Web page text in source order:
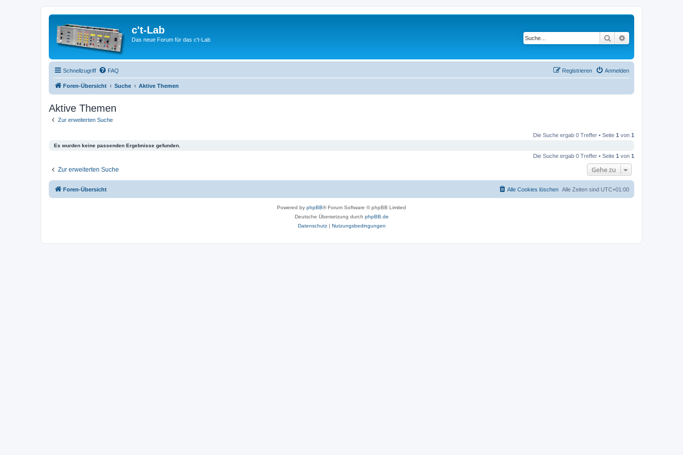
c't-Lab
Das neue Forum für das c't-Lab Suche
Schnellzugriff FAQ Anmelden
Registrieren
Foren-Übersicht Suche Aktive Themen
Aktive Themen
Zur erweiterten Suche
Die Suche ergab 0 Treffer • Seite 1 von 1
Es wurden keine passenden Ergebnisse gefunden.
Die Suche ergab 0 Treffer • Seite 1 von 1
Zur erweiterten Suche Gehe zu
Foren-Übersicht Alle Zeiten sind UTC+01:00
Alle Cookies löschen
Powered by phpBB® Forum Software © phpBB Limited
Deutsche Übersetzung durch phpBB.de
Datenschutz| Nutzungsbedingungen